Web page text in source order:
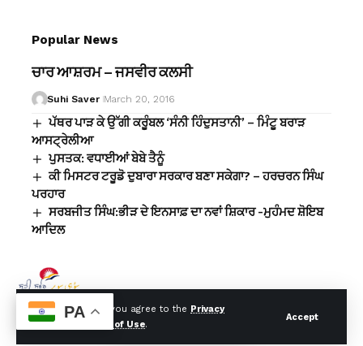
By using this site, you agree to the Privacy
Policy
Terms of Use.
Accept
Popular News
ਚਾਰ ਆਸ਼ਰਮ – ਜਸਵੀਰ ਕਲਸੀ
Suhi Saver March 20, 2016
ਪੱਥਰ ਪਾੜ ਕੇ ਉੱਗੀ ਕਰੂੰਬਲ ‘ਸੰਨੀ ਹਿੰਦੁਸਤਾਨੀ’ – ਮਿੰਟੂ ਬਰਾੜ
ਆਸਟ੍ਰੇਲੀਆ
ਪੁਸਤਕ: ਵਧਾਈਆਂ ਬੇਬੇ ਤੈਨੂੰ
ਕੀ ਮਿਸਟਰ ਟਰੂਡੋ ਦੁਬਾਰਾ ਸਰਕਾਰ ਬਣਾ ਸਕੇਗਾ? – ਹਰਚਰਨ ਸਿੰਘ
ਪਰਹਾਰ
ਸਰਬਜੀਤ ਸਿੰਘ:ਭੀੜ ਦੇ ਇਨਸਾਫ਼ ਦਾ ਨਵਾਂ ਸ਼ਿਕਾਰ -ਮੁਹੰਮਦ ਸ਼ੋਇਬ
ਆਦਿਲ
© Suhi Saver. Designed By:
PA